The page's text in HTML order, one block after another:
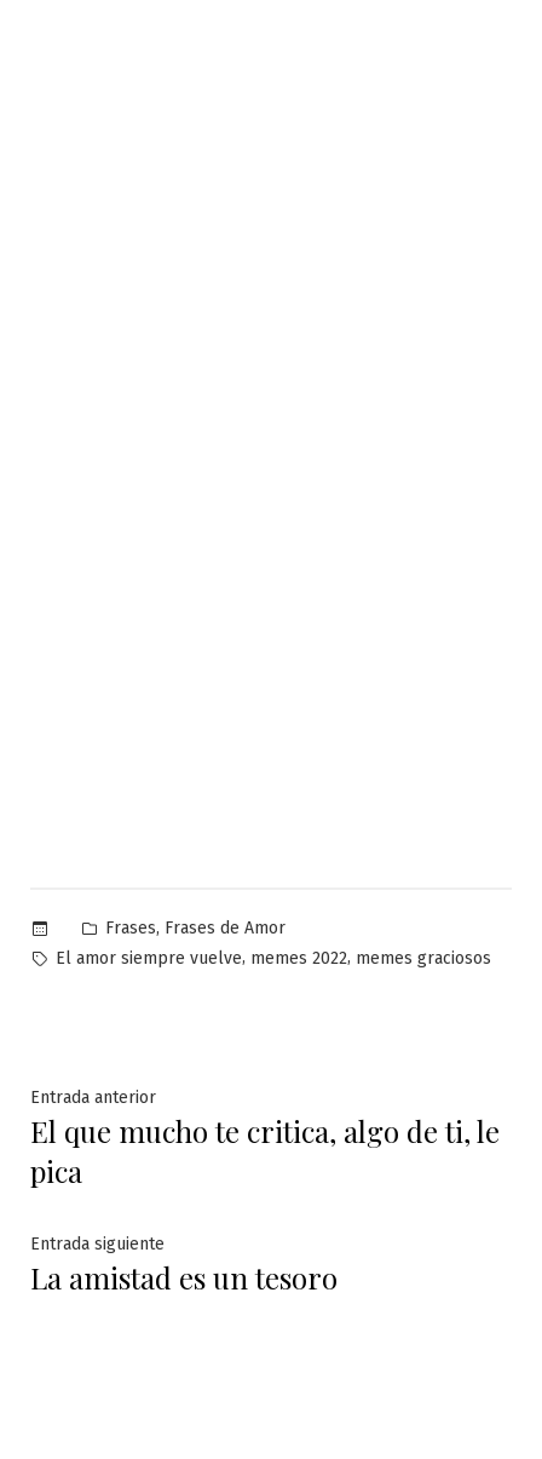
Publicado
en
Frases, Frases de Amor
Etiquetas:
El amor siempre vuelve, memes 2022, memes graciosos
Navegación
de
entradas
Entrada anteriorEntrada
anterior:
El que mucho te critica, algo de ti, le
pica
Entrada siguiente
siguiente:
La amistad es un tesoro